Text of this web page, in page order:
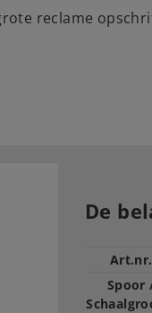
reclame
De
Art.nr.
Spoor